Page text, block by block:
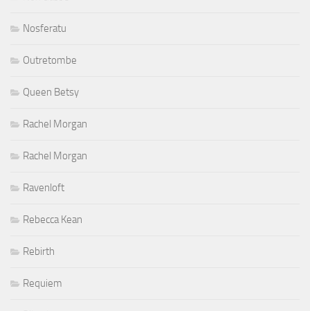
Nosferatu
Outretombe
Queen Betsy
Rachel Morgan
Rachel Morgan
Ravenloft
Rebecca Kean
Rebirth
Requiem